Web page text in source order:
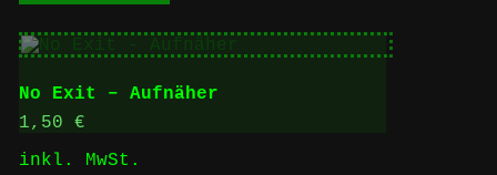
mehrere
Varianten
auf.
Die
No Exit – Aufnäher
1,50 €
inkl. MwSt.